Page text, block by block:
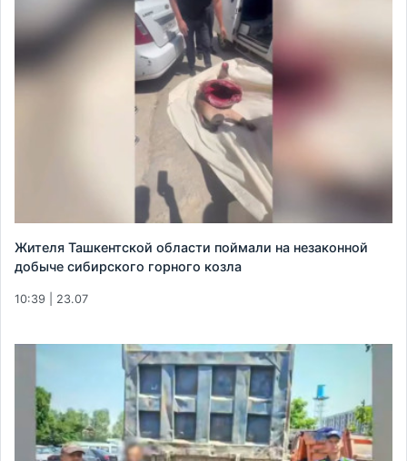
Жителя Ташкентской области поймали на незаконной
добыче сибирского горного козла
10:39 | 23.07